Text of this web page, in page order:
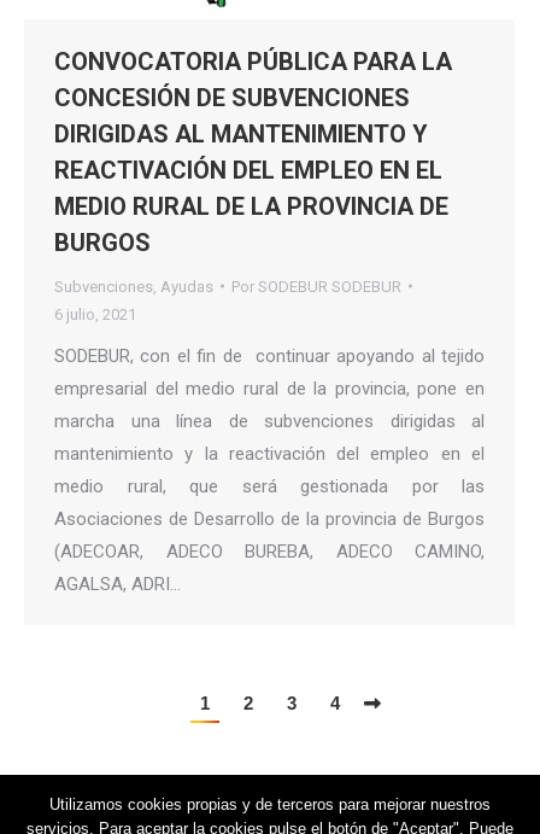
CONVOCATORIA PÚBLICA PARA LA
CONCESIÓN DE SUBVENCIONES
DIRIGIDAS AL MANTENIMIENTO Y
REACTIVACIÓN DEL EMPLEO EN EL
MEDIO RURAL DE LA PROVINCIA DE
BURGOS
Subvenciones Ayudas Por SODEBUR SODEBUR
6 julio, 2021
SODEBUR, con el fin de continuar apoyando al tejido
empresarial del medio rural de la provincia, pone en
marcha una línea de subvenciones dirigidas al
mantenimiento y la reactivación del empleo en el
medio rural, que será gestionada por las
Asociaciones de Desarrollo de la provincia de Burgos
(ADECOAR, ADECO BUREBA, ADECO CAMINO,
AGALSA, ADRI…
1 2 3 4
Utilizamos cookies propias y de terceros para mejorar nuestros
servicios. Para aceptar la cookies pulse el botón de "Aceptar". Puede